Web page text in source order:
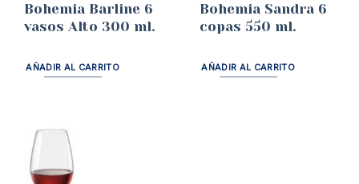
Bohemia Barline 6
vasos Alto 300 ml.
AÑADIR AL CARRITO
Bohemia Sandra 6
copas 550 ml.
AÑADIR AL CARRITO